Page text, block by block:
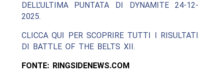
DELL’ULTIMA PUNTATA DI DYNAMITE 24-12-
2025.
CLICCA QUI PER SCOPRIRE TUTTI I RISULTATI
DI BATTLE OF THE BELTS XII.
FONTE: RINGSIDENEWS.COM